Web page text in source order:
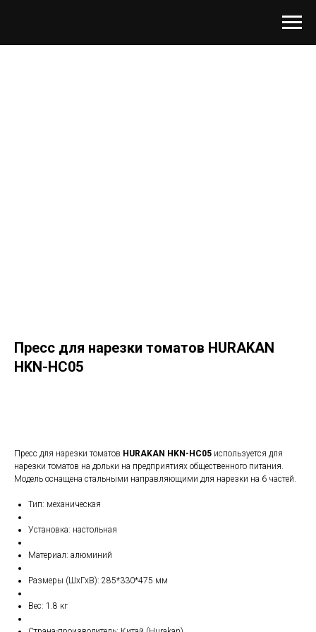
Пресс для нарезки томатов HURAKAN
HKN-HC05
Пресс для нарезки томатов HURAKAN HKN-HC05 используется для
нарезки томатов на дольки на предприятиях общественного питания.
Модель оснащена стальными направляющими для нарезки на 6 частей.
Тип: механическая
Установка: настольная
Материал: алюминий
Размеры (ШхГхВ): 285*330*475 мм
Вес: 1.8 кг